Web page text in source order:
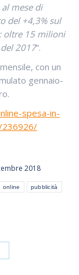
mese di
del +4,3% sul
oltre 15 milioni
2017”.
con un
gennaio-
spesa-in-
236926/
2018
online pubblicità